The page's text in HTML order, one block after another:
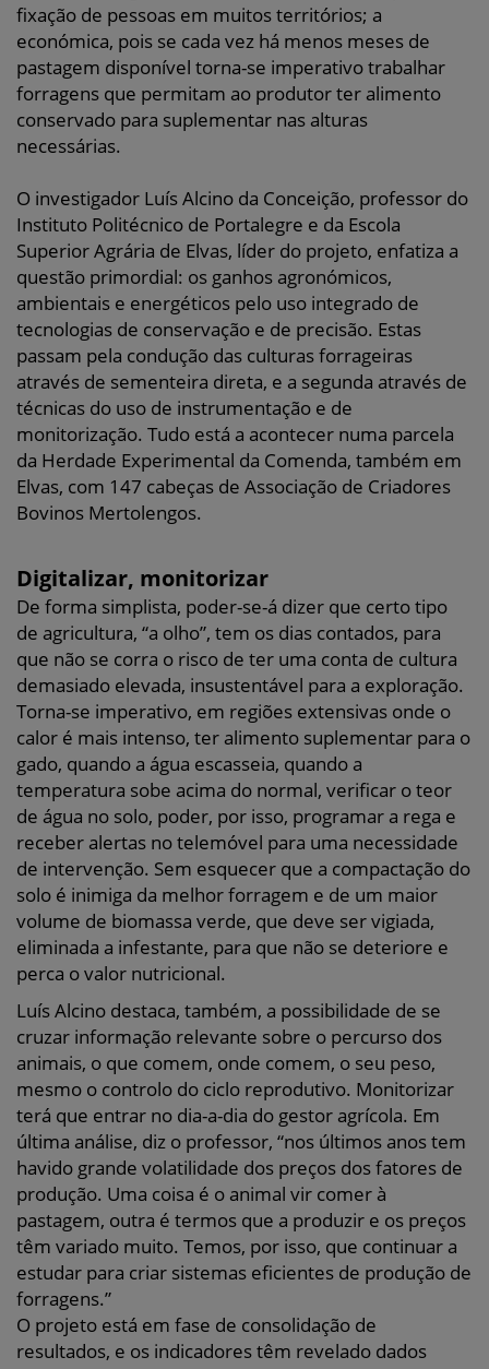
fixação de pessoas em muitos territórios; a
económica, pois se cada vez há menos meses de
pastagem disponível torna-se imperativo trabalhar
forragens que permitam ao produtor ter alimento
conservado para suplementar nas alturas
necessárias.
O investigador Luís Alcino da Conceição, professor do
Instituto Politécnico de Portalegre e da Escola
Superior Agrária de Elvas, líder do projeto, enfatiza a
questão primordial: os ganhos agronómicos,
ambientais e energéticos pelo uso integrado de
tecnologias de conservação e de precisão. Estas
passam pela condução das culturas forrageiras
através de sementeira direta, e a segunda através de
técnicas do uso de instrumentação e de
monitorização. Tudo está a acontecer numa parcela
da Herdade Experimental da Comenda, também em
Elvas, com 147 cabeças de Associação de Criadores
Bovinos Mertolengos.
Digitalizar, monitorizar
De forma simplista, poder-se-á dizer que certo tipo
de agricultura, “a olho”, tem os dias contados, para
que não se corra o risco de ter uma conta de cultura
demasiado elevada, insustentável para a exploração.
Torna-se imperativo, em regiões extensivas onde o
calor é mais intenso, ter alimento suplementar para o
gado, quando a água escasseia, quando a
temperatura sobe acima do normal, verificar o teor
de água no solo, poder, por isso, programar a rega e
receber alertas no telemóvel para uma necessidade
de intervenção. Sem esquecer que a compactação do
solo é inimiga da melhor forragem e de um maior
volume de biomassa verde, que deve ser vigiada,
eliminada a infestante, para que não se deteriore e
perca o valor nutricional.
Luís Alcino destaca, também, a possibilidade de se
cruzar informação relevante sobre o percurso dos
animais, o que comem, onde comem, o seu peso,
mesmo o controlo do ciclo reprodutivo. Monitorizar
terá que entrar no dia-a-dia do gestor agrícola. Em
última análise, diz o professor, “nos últimos anos tem
havido grande volatilidade dos preços dos fatores de
produção. Uma coisa é o animal vir comer à
pastagem, outra é termos que a produzir e os preços
têm variado muito. Temos, por isso, que continuar a
estudar para criar sistemas eficientes de produção de
forragens.”
O projeto está em fase de consolidação de
resultados, e os indicadores têm revelado dados